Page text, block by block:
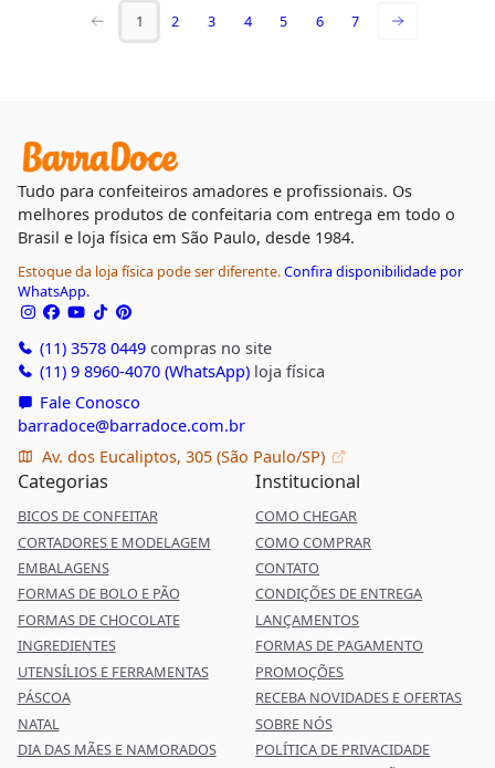
1 2 3 4 5 6 7
Tudo para confeiteiros amadores e profissionais. Os
melhores produtos de confeitaria com entrega em todo o
Brasil e loja física em São Paulo, desde 1984.
Estoque da loja física pode ser diferente.Confira disponibilidade por
WhatsApp.
(11) 3578 0449compras no site
(11) 9 8960-4070 (WhatsApp)loja física
Fale Conosco
barradoce@barradoce.com.br
Av. dos Eucaliptos, 305 (São Paulo/SP)
Categorias
BICOS DE CONFEITAR
CORTADORES E MODELAGEM
EMBALAGENS
FORMAS DE BOLO E PÃO
FORMAS DE CHOCOLATE
INGREDIENTES
UTENSÍLIOS E FERRAMENTAS
PÁSCOA
NATAL
DIA DAS MÃES E NAMORADOS
Institucional
COMO CHEGAR
COMO COMPRAR
CONTATO
CONDIÇÕES DE ENTREGA
LANÇAMENTOS
FORMAS DE PAGAMENTO
PROMOÇÕES
RECEBA NOVIDADES E OFERTAS
SOBRE NÓS
POLÍTICA DE PRIVACIDADE